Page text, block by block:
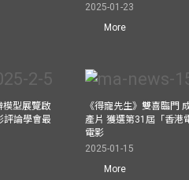
2025-01-23
More
模型展覽啟
評論學會最
《得寵先生》雙喜臨門
產片 獲選第31屆「香港
電影
2025-01-15
More